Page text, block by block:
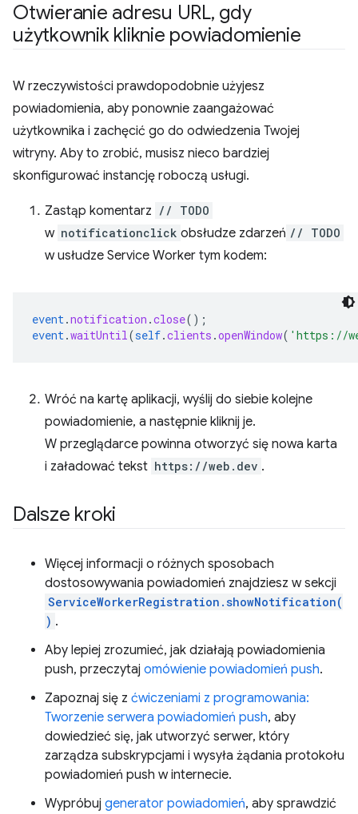
Otwieranie adresu URL, gdy
użytkownik kliknie powiadomienie
W rzeczywistości prawdopodobnie użyjesz
powiadomienia, aby ponownie zaangażować
użytkownika i zachęcić go do odwiedzenia Twojej
witryny. Aby to zrobić, musisz nieco bardziej
skonfigurować instancję roboczą usługi.
Zastąp komentarz // TODO
w notificationclick obsłudze zdarzeń // TODO
w usłudze Service Worker tym kodem:
event.notification .close();
event.waitUntil(self.clients .openWindow( 'https://
Wróć na kartę aplikacji, wyślij do siebie kolejne
powiadomienie, a następnie kliknij je.
W przeglądarce powinna otworzyć się nowa karta
i załadować tekst https://web.dev .
Dalsze kroki
Więcej informacji o różnych sposobach
dostosowywania powiadomień znajdziesz w sekcji
ServiceWorkerRegistration.showNotification(
) .
Aby lepiej zrozumieć, jak działają powiadomienia
push, przeczytaj omówienie powiadomień push.
Zapoznaj się z ćwiczeniami z programowania:
Tworzenie serwera powiadomień push, aby
dowiedzieć się, jak utworzyć serwer, który
zarządza subskrypcjami i wysyła żądania protokołu
powiadomień push w internecie.
Wypróbuj generator powiadomień, aby sprawdzić